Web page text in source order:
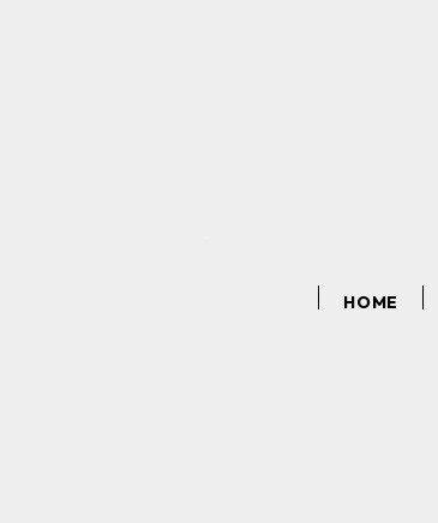
HOME